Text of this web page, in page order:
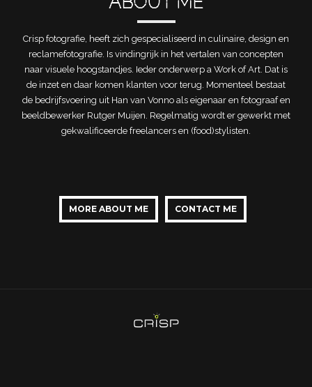
Crisp fotografie, heeft zich gespecialiseerd in culinaire, design en
reclamefotografie. Is vindingrijk in het vertalen van concepten
naar visuele hoogstandjes. Ieder onderwerp a Work of Art. Dat is
de inzet en daar komen klanten voor terug. Momenteel bestaat
de bedrijfsvoering uit Han van Vonno als eigenaar en fotograaf en
beeldbewerker Rutger Muijen. Regelmatig wordt er gewerkt met
gekwalificeerde freelancers en (food)stylisten.
MORE ABOUT ME CONTACT ME